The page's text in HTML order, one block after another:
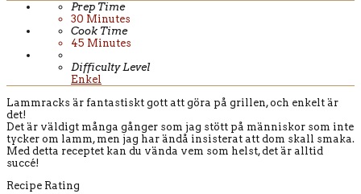
Prep Time
30 Minutes
Cook Time
45 Minutes
Difficulty Level
Enkel
Lammracks är fantastiskt gott att göra på grillen, och enkelt är
det!
Det är väldigt många gånger som jag stött på människor som inte
tycker om lamm, men jag har ändå insisterat att dom skall smaka.
Med detta receptet kan du vända vem som helst, det är alltid
succé!
Recipe Rating